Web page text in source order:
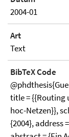
2004-01
Art
Text
BibTeX Code
title = {{Routing
hoc-Netzen}},
{2004}, address